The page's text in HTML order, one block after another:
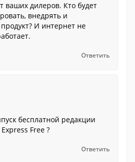
ваших дилеров. Кто будет
внедрять и
И интернет не
Ответить
бесплатной редакции
Free ?
Ответить